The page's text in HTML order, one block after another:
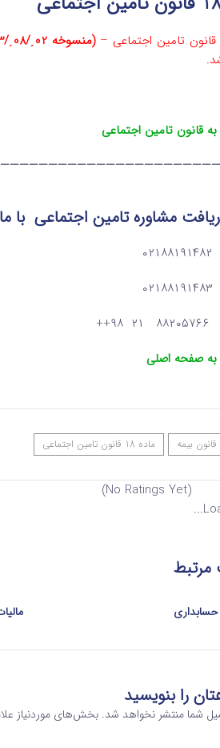
(منسوخه 02ˏ/08ˏ/1403)
قانون تامین اجتماعی
مشاوره تامین اجتماعیبا
صفحه اصلی
ماده 18 قانون تامین اجتماعی
(No Ratings Yet)
مرتبط
مالیات
را بنویسید
شما منتشر نخواهد شد. بخش‌های موردنیاز